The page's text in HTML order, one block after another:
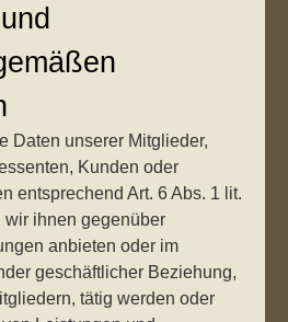
Daten unserer Mitglieder,
Kunden oder
entsprechend Art. 6 Abs. 1 lit.
wir ihnen gegenüber
anbieten oder im
geschäftlicher Beziehung,
tätig werden oder